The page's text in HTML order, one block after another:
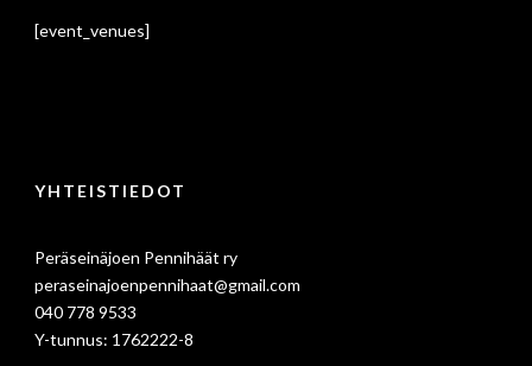
[event_venues]
YHTEISTIEDOT
Peräseinäjoen Pennihäät ry
peraseinajoenpennihaat@gmail.com
040 778 9533
Y-tunnus: 1762222-8